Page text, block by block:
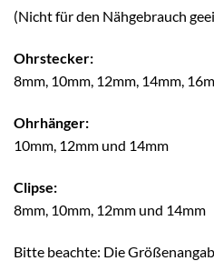
(Nicht für den Nähgebrauch
Ohrstecker:
8mm, 10mm, 12mm, 14mm,
Ohrhänger:
10mm, 12mm und 14mm
Clipse:
8mm, 10mm, 12mm und 14mm
Bitte beachte: Die